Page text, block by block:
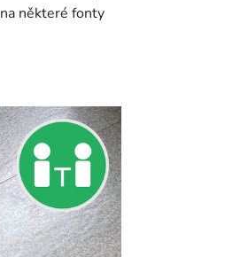
některé fonty